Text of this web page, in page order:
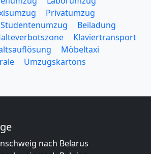
Privatumzug
Studentenumzug
Beiladung
Klaviertransport
Möbeltaxi
Umzugskartons
nach Belarus